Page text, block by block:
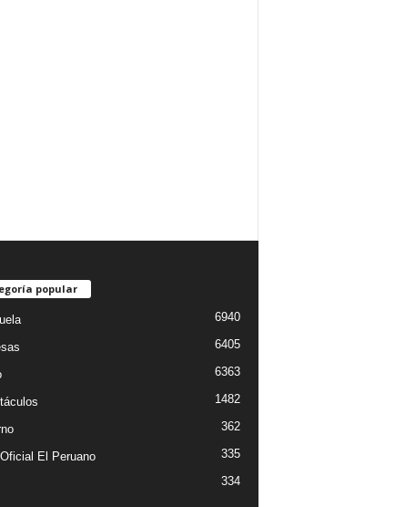
popular
6940
6405
6363
1482
362
El Peruano 335
334